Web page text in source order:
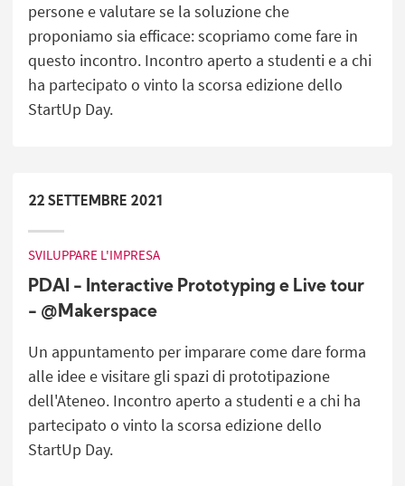
persone e valutare se la soluzione che
proponiamo sia efficace: scopriamo come fare in
questo incontro. Incontro aperto a studenti e a chi
ha partecipato o vinto la scorsa edizione dello
StartUp Day.
22 SETTEMBRE 2021
SVILUPPARE L'IMPRESA
PDAI - Interactive Prototyping e Live tour
- @Makerspace
Un appuntamento per imparare come dare forma
alle idee e visitare gli spazi di prototipazione
dell'Ateneo. Incontro aperto a studenti e a chi ha
partecipato o vinto la scorsa edizione dello
StartUp Day.